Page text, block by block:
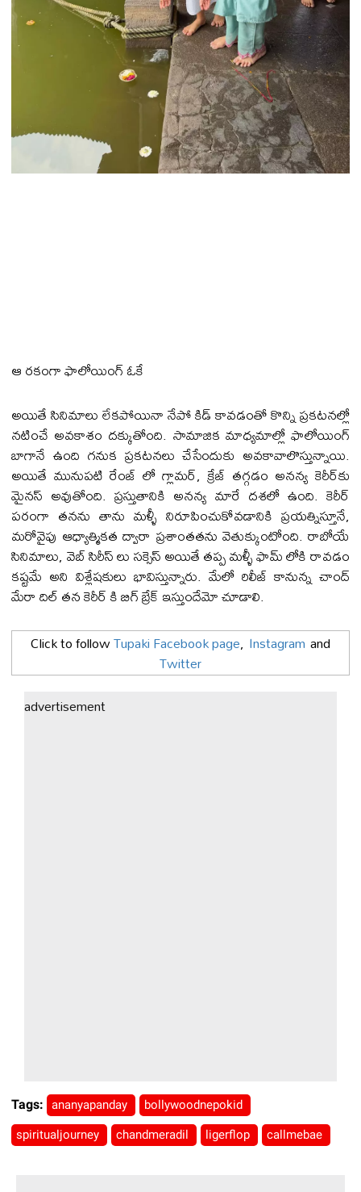
ఆ ర‌కంగా ఫాలోయింగ్ ఓకే
అయితే సినిమాలు లేక‌పోయినా నేపో కిడ్ కావ‌డంతో కొన్ని ప్రక‌ట‌న‌ల్లో
న‌టించే అవ‌కాశం ద‌క్కుతోంది. సామాజిక మాధ్య‌మాల్లో ఫాలోయింగ్
బాగానే ఉంది గ‌నుక ప్ర‌క‌ట‌న‌లు చేసేందుకు అవ‌కావాలొస్తున్నాయి.
అయితే మునుపటి రేంజ్ లో గ్లామర్, క్రేజ్ తగ్గడం అన‌న్య‌ కెరీర్‌కు
మైనస్ అవుతోంది. ప్ర‌స్తుతానికి అన‌న్య మారే ద‌శ‌లో ఉంది. కెరీర్
పరంగా తనను తాను మళ్ళీ నిరూపించుకోవడానికి ప్రయత్నిస్తూనే,
మరోవైపు ఆధ్యాత్మికత ద్వారా ప్రశాంతతను వెతుక్కుంటోంది. రాబోయే
సినిమాలు, వెబ్ సిరీస్ లు సక్సెస్ అయితే తప్ప మళ్ళీ ఫామ్ లోకి రావడం
కష్టమే అని విశ్లేషకులు భావిస్తున్నారు. మేలో రిలీజ్ కానున్న చాంద్
మేరా దిల్ త‌న కెరీర్ కి బిగ్ బ్రేక్ ఇస్తుందేమో చూడాలి.
Click to followTupaki Facebook page, Instagram and
Twitter
advertisement
Tags: ananyapanday bollywoodnepokid
spiritualjourney chandmeradil ligerflop callmebae